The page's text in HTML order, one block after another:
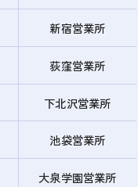
新宿営業所
荻窪営業所
下北沢営業所
池袋営業所
大泉学園営業所